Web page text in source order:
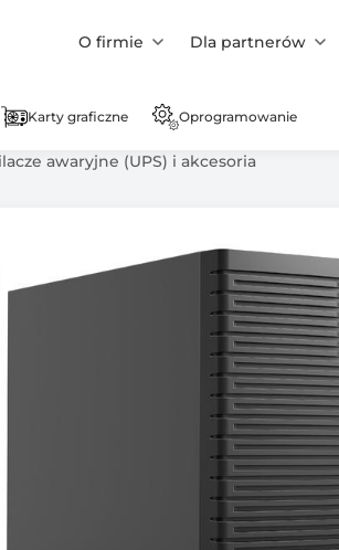
O firmie Dla partnerów
Karty graficzne Oprogramowanie
awaryjne (UPS) i akcesoria